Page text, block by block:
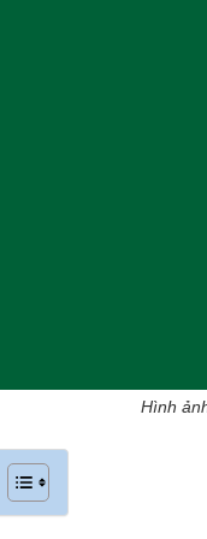
Hình ảnh gà ủ